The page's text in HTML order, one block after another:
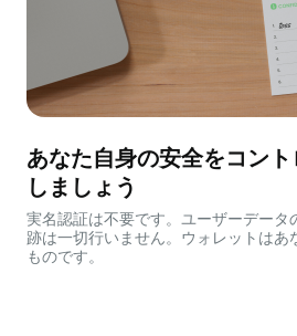
あなた自身の安全をコン
しましょう
実名認証は不要です。ユーザーデータ
跡は一切行いません。ウォレットはあ
ものです。